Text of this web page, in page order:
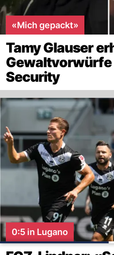
«Mich gepackt»
Tamy Glauser
Gewaltvorwürfe
Security
0:5 in Lugano